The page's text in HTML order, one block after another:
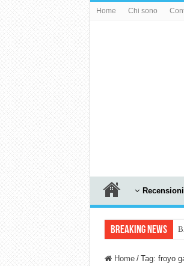
Home Chi sono
Recensioni
Breaking News
Home / Tag: froyo